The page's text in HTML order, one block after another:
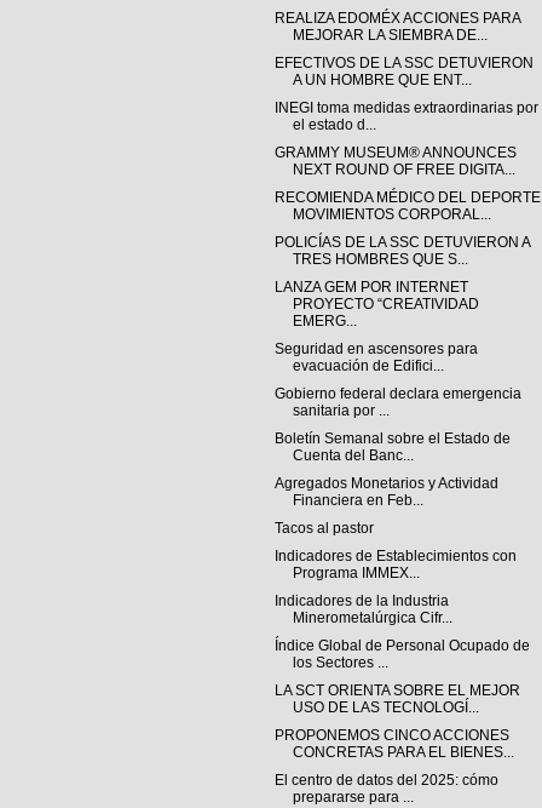
REALIZA EDOMÉX ACCIONES PARA
MEJORAR LA SIEMBRA DE...
EFECTIVOS DE LA SSC DETUVIERON
A UN HOMBRE QUE ENT...
INEGI toma medidas extraordinarias por
el estado d...
GRAMMY MUSEUM® ANNOUNCES
NEXT ROUND OF FREE DIGITA...
RECOMIENDA MÉDICO DEL DEPORTE
MOVIMIENTOS CORPORAL...
POLICÍAS DE LA SSC DETUVIERON A
TRES HOMBRES QUE S...
LANZA GEM POR INTERNET
PROYECTO “CREATIVIDAD
EMERG...
Seguridad en ascensores para
evacuación de Edifici...
Gobierno federal declara emergencia
sanitaria por ...
Boletín Semanal sobre el Estado de
Cuenta del Banc...
Agregados Monetarios y Actividad
Financiera en Feb...
Tacos al pastor
Indicadores de Establecimientos con
Programa IMMEX...
Indicadores de la Industria
Minerometalúrgica Cifr...
Índice Global de Personal Ocupado de
los Sectores ...
LA SCT ORIENTA SOBRE EL MEJOR
USO DE LAS TECNOLOGÍ...
PROPONEMOS CINCO ACCIONES
CONCRETAS PARA EL BIENES...
El centro de datos del 2025: cómo
prepararse para ...